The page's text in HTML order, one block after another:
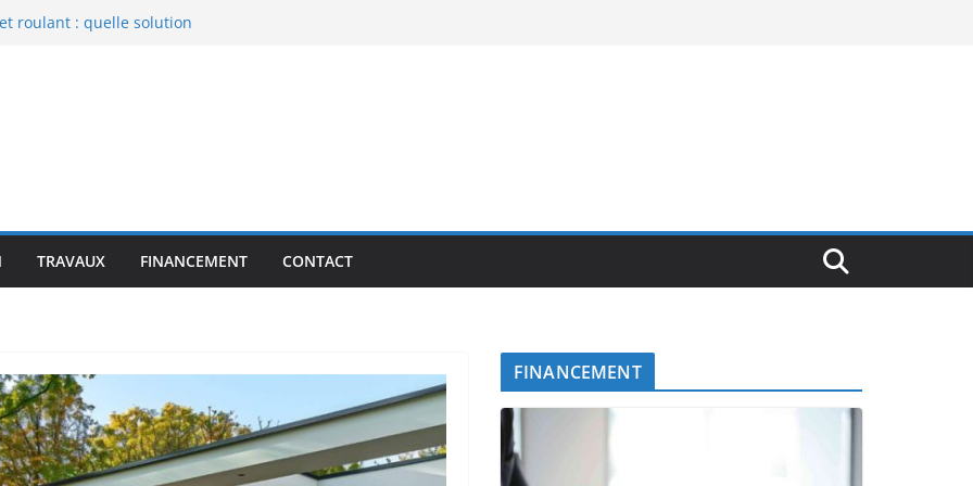
roulant : quelle solution
sécurisé à Quimper ?
thermique avec de nouvelles
constructeur de maison
TRAVAUX FINANCEMENT CONTACT
FINANCEMENT